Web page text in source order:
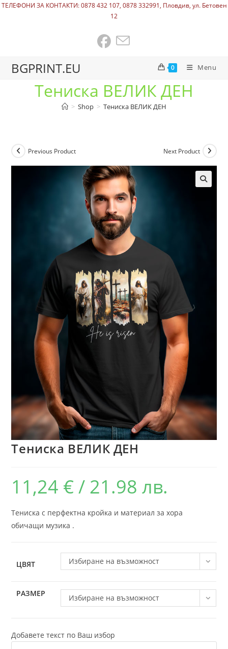
ТЕЛЕФОНИ ЗА КОНТАКТИ: 0878 432 107, 0878 332991, Пловдив, ул. Бетовен
12
BGPRINT.EU 0 Menu
Тениска ВЕЛИК ДЕН
> Shop > Тениска ВЕЛИК ДЕН
Previous Product Next Product
Тениска ВЕЛИК ДЕН
11,24 € / 21.98 лв.
Тениска с перфектна кройка и материал за хора
обичащи музика .
ЦВЯТ Избиране на възможност
РАЗМЕР Избиране на възможност
Добавете текст по Ваш избор